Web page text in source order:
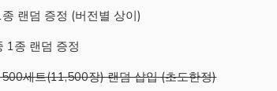
랜덤 증정 (버전별 상이)
1종 랜덤 증정
세트(11,500장) 랜덤 삽입 (초도한정)